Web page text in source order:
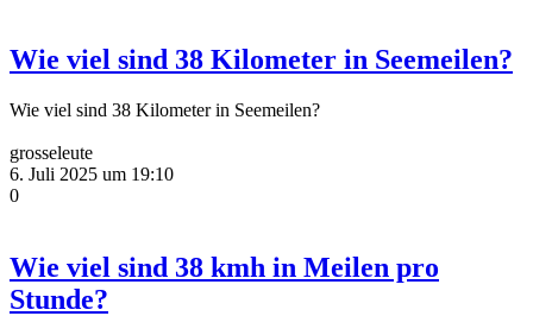
Wie viel sind 38 Kilometer in Seemeilen?
Wie viel sind 38 Kilometer in Seemeilen?
grosseleute
6. Juli 2025 um 19:10
0
Wie viel sind 38 kmh in Meilen pro
Stunde?